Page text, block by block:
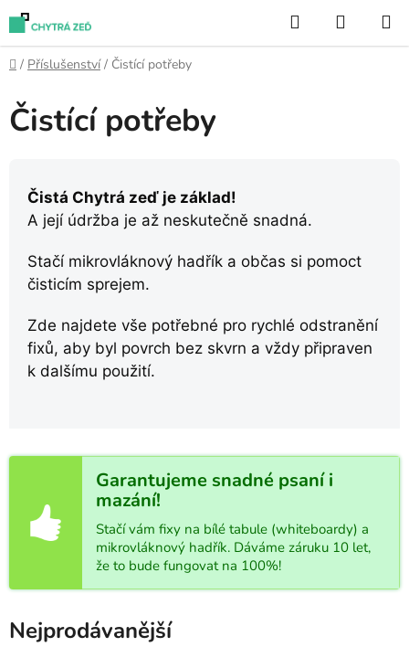
Přejít
na
obsah
Hledat
KOŠÍK
Domů
/ Příslušenství / Čistící potřeby
Čistící potřeby
Čistá Chytrá zeď je základ!
A její údržba je až neskutečně snadná.
Stačí mikrovláknový hadřík a občas si pomoct
čisticím sprejem.
Zde najdete vše potřebné pro rychlé odstranění
fixů, aby byl povrch bez skvrn a vždy připraven
k dalšímu použití.
Garantujeme snadné psaní i
mazání!
Stačí vám fixy na bílé tabule (whiteboardy) a
mikrovláknový hadřík. Dáváme záruku 10 let,
že to bude fungovat na 100%!
Nejprodávanější